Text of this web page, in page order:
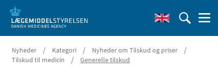
Nyheder / Kategori / Nyheder om Tilskud og priser /
Tilskud til medicin / Generelle tilskud